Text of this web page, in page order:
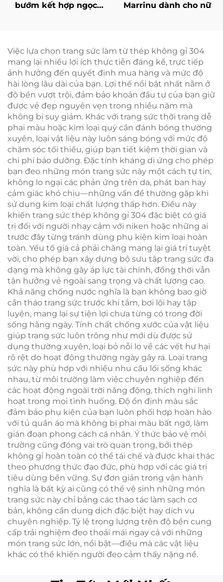
bướm kết hợp ngọc
Marrinu dành cho nữ
Việc lựa chọn trang sức làm từ thép không gỉ 304
mang lại nhiều lợi ích thực tiễn đáng kể, trực tiếp
ảnh hưởng đến quyết định mua hàng và mức độ
hài lòng lâu dài của bạn. Lợi thế nổi bật nhất nằm ở
độ bền vượt trội, đảm bảo khoản đầu tư của bạn giữ
được vẻ đẹp nguyên vẹn trong nhiều năm mà
không bị suy giảm. Khác với trang sức thời trang dễ
phai màu hoặc kim loại quý cần đánh bóng thường
xuyên, loại vật liệu này luôn sáng bóng với mức độ
chăm sóc tối thiểu, giúp bạn tiết kiệm thời gian và
chi phí bảo dưỡng. Đặc tính kháng dị ứng cho phép
bạn đeo những món trang sức này một cách tự tin,
không lo ngại các phản ứng trên da, phát ban hay
cảm giác khó chịu—những vấn đề thường gặp khi
sử dụng kim loại chất lượng thấp hơn. Điều này
khiến trang sức thép không gỉ 304 đặc biệt có giá
trị đối với người nhạy cảm với niken hoặc những ai
trước đây từng tránh dùng phụ kiện kim loại hoàn
toàn. Yếu tố giá cả phải chăng mang lại giá trị tuyệt
vời, cho phép bạn xây dựng bộ sưu tập trang sức đa
dạng mà không gây áp lực tài chính, đồng thời vẫn
tận hưởng vẻ ngoài sang trọng và chất lượng cao.
Khả năng chống nước nghĩa là bạn không bao giờ
cần tháo trang sức trước khi tắm, bơi lội hay tập
luyện, mang lại sự tiện lợi chưa từng có trong đời
sống hằng ngày. Tính chất chống xước của vật liệu
giúp trang sức luôn trông như mới dù được sử
dụng thường xuyên, loại bỏ nỗi lo về các vết hư hại
rõ rệt do hoạt động thường ngày gây ra. Loại trang
sức này phù hợp với nhiều nhu cầu lối sống khác
nhau, từ môi trường làm việc chuyên nghiệp đến
các hoạt động ngoài trời năng động, thích nghi linh
hoạt trong mọi tình huống. Độ ổn định màu sắc
đảm bảo phụ kiện của bạn luôn phối hợp hoàn hảo
với tủ quần áo mà không bị phai màu bất ngờ, làm
gián đoạn phong cách cá nhân. Ý thức bảo vệ môi
trường cũng đóng vai trò quan trọng, bởi thép
không gỉ hoàn toàn có thể tái chế và được khai thác
theo phương thức đạo đức, phù hợp với các giá trị
tiêu dùng bền vững. Sự đơn giản trong vận hành
nghĩa là bất kỳ ai cũng có thể vệ sinh những món
trang sức này chỉ bằng các thao tác làm sạch cơ
bản, không cần dung dịch đặc biệt hay dịch vụ
chuyên nghiệp. Tỷ lệ trọng lượng trên độ bền cung
cấp trải nghiệm đeo thoải mái ngay cả với những
món trang sức lớn, nổi bật—điều mà các vật liệu
khác có thể khiến người đeo cảm thấy nặng nề.